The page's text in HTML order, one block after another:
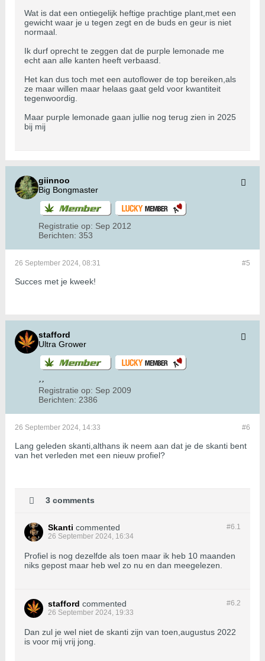
Wat is dat een ontiegelijk heftige prachtige plant,met een
gewicht waar je u tegen zegt en de buds en geur is niet
normaal.
Ik durf oprecht te zeggen dat de purple lemonade me
echt aan alle kanten heeft verbaasd.
Het kan dus toch met een autoflower de top bereiken,als
ze maar willen maar helaas gaat geld voor kwantiteit
tegenwoordig.
Maar purple lemonade gaan jullie nog terug zien in 2025
bij mij
giinnoo
Big Bongmaster
Registratie op: Sep 2012
Berichten: 353
#5
26 September 2024, 08:31
Succes met je kweek!
stafford
Ultra Grower
Registratie op: Sep 2009
Berichten: 2386
#6
26 September 2024, 14:33
Lang geleden skanti,althans ik neem aan dat je de skanti bent
van het verleden met een nieuw profiel?
3 comments
#6.1
Skanti commented
26 September 2024, 16:34
Profiel is nog dezelfde als toen maar ik heb 10 maanden
niks gepost maar heb wel zo nu en dan meegelezen.
#6.2
stafford commented
26 September 2024, 19:33
Dan zul je wel niet de skanti zijn van toen,augustus 2022
is voor mij vrij jong.